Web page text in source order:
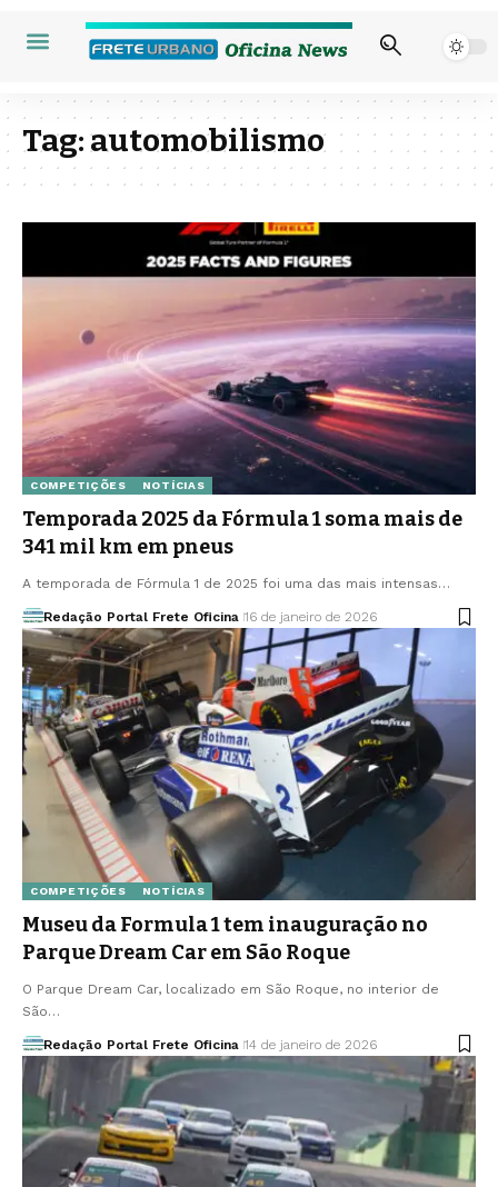
Tag:automobilismo
COMPETIÇÕES NOTÍCIAS
Temporada 2025 da Fórmula 1 soma mais de
341 mil km em pneus
A temporada de Fórmula 1 de 2025 foi uma das mais intensas…
Redação Portal Frete Oficina 16 de janeiro de 2026
COMPETIÇÕES NOTÍCIAS
Museu da Formula 1 tem inauguração no
Parque Dream Car em São Roque
O Parque Dream Car, localizado em São Roque, no interior de
São…
Redação Portal Frete Oficina 14 de janeiro de 2026